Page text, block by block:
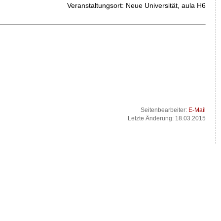
Veranstaltungsort: Neue Universität, aula H6
Seitenbearbeiter: E-Mail
Letzte Änderung: 18.03.2015